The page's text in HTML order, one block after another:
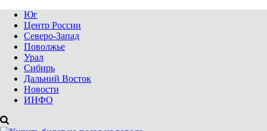
Юг
Центр России
Северо-Запад
Поволжье
Урал
Сибирь
Дальний Восток
Новости
ИНФО